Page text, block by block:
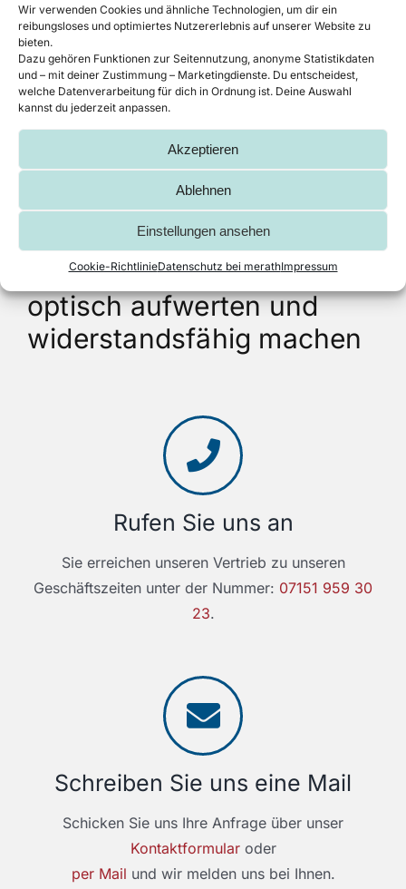
Wir verwenden Cookies und ähnliche Technologien, um dir ein
reibungsloses und optimiertes Nutzererlebnis auf unserer Website zu
bieten.
Dazu gehören Funktionen zur Seitennutzung, anonyme Statistikdaten
und – mit deiner Zustimmung – Marketingdienste. Du entscheidest,
welche Datenverarbeitung für dich in Ordnung ist. Deine Auswahl
kannst du jederzeit anpassen.
Akzeptieren
Ablehnen
Einstellungen ansehen
Cookie-RichtlinieDatenschutz bei merathImpressum
geeignet für Anwendungen im Freien
extrem harte und kratzfeste Oberfläche
optische Aufwertung
Jetzt Aluminiumteile
optisch aufwerten und
widerstandsfähig machen
Rufen Sie uns an
Sie erreichen unseren Vertrieb zu unseren
Geschäftszeiten unter der Nummer: 07151 959 30
23.
Schreiben Sie uns eine Mail
Schicken Sie uns Ihre Anfrage über unser
Kontaktformularoder
per Mail und wir melden uns bei Ihnen.